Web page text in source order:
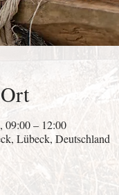
09:00 – 12:00
Lübeck, Deutschland